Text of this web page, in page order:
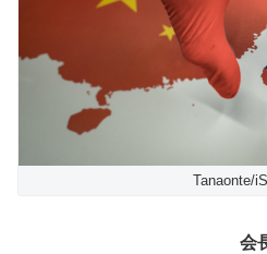
Tanaonte/
会